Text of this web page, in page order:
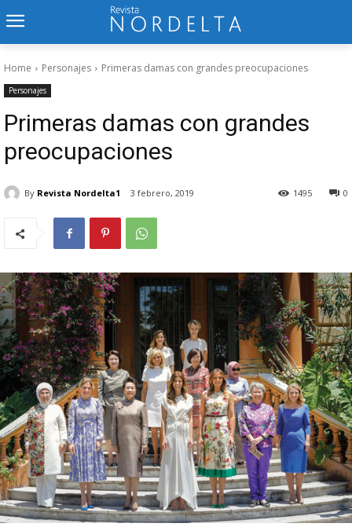
Home Personajes Primeras damas con grandes preocupaciones
Personajes
Primeras damas con grandes
preocupaciones
By Revista Nordelta1 3 febrero, 2019 0
1495